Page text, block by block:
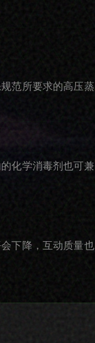
范所要求的高压蒸
化学消毒剂也可兼
下降，互动质量也